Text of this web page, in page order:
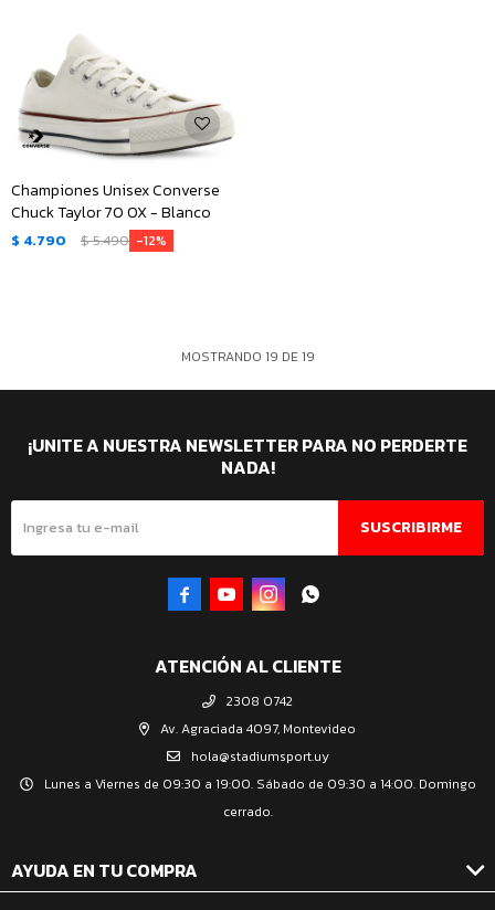
Championes Unisex Converse
Chuck Taylor 70 OX - Blanco
$ 4.790 $5.490 12
MOSTRANDO 19 DE19
ATENCIÓN AL CLIENTE
2308 0742
Av. Agraciada 4097, Montevideo
hola@stadiumsport.uy
Lunes a Viernes de 09:30 a 19:00. Sábado de 09:30 a 14:00. Domingo
cerrado.
AYUDA EN TU COMPRA
¡UNITE A NUESTRA NEWSLETTER PARA NO PERDERTE
NADA!
SUSCRIBIRME
   